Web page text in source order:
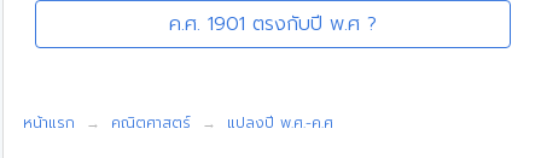
ค.ศ. 1901 ตรงกับปี พ.ศ ?
หน้าแรก คณิตศาสตร์ แปลงปี พ.ศ.-ค.ศ